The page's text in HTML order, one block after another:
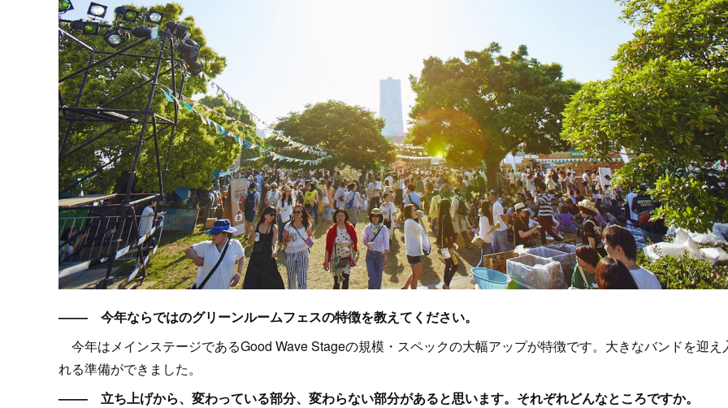
–––– 今年ならではのグリーンルームフェスの特徴を教えてください。
今年はメインステージであるGood Wave Stageの規模・スペックの大幅アップが特徴です。大きなバンドを迎え
れる準備ができました。
–––– 立ち上げから、変わっている部分、変わらない部分があると思います。それぞれどんなところですか。